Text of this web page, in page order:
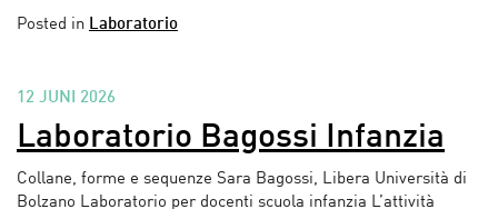
Posted in Laboratorio
12 JUNI 2026
Laboratorio Bagossi Infanzia
Collane, forme e sequenze Sara Bagossi, Libera Università di
Bolzano Laboratorio per docenti scuola infanzia L’attività